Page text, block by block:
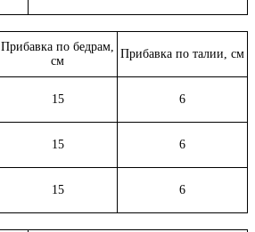
Прибавка по бедрам,
см
Прибавка по талии, см
15 6
15 6
15 6